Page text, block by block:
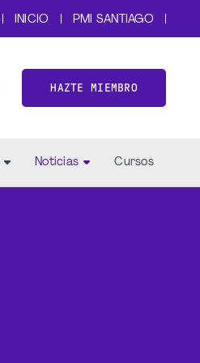
INICIO PMI SANTIAGO
HAZTE MIEMBRO
Noticias Cursos